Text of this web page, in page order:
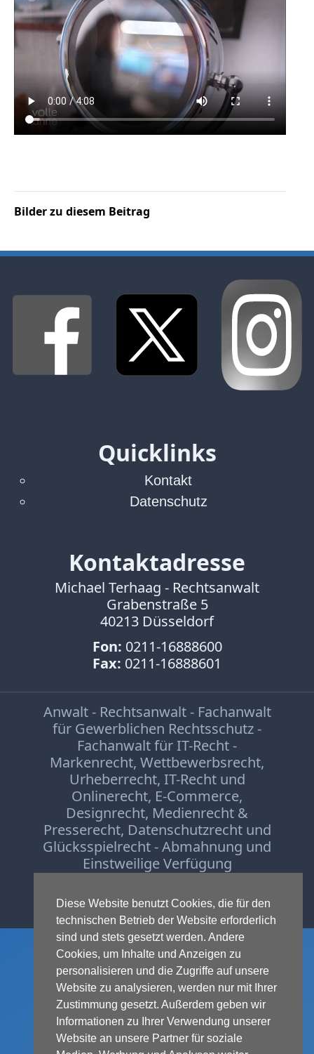
Diese Website benutzt Cookies, die für den
technischen Betrieb der Website erforderlich
sind und stets gesetzt werden. Andere
Cookies, um Inhalte und Anzeigen zu
personalisieren und die Zugriffe auf unsere
Website zu analysieren, werden nur mit Ihrer
Zustimmung gesetzt. Außerdem geben wir
Informationen zu Ihrer Verwendung unserer
Website an unsere Partner für soziale
Bilder zu diesem Beitrag
Quicklinks
Kontakt
Datenschutz
Kontaktadresse
Michael Terhaag - Rechtsanwalt
Grabenstraße 5
40213 Düsseldorf
Fon: 0211-16888600
Fax: 0211-16888601
Anwalt - Rechtsanwalt - Fachanwalt
für Gewerblichen Rechtsschutz -
Fachanwalt für IT-Recht -
Markenrecht, Wettbewerbsrecht,
Urheberrecht, IT-Recht und
Onlinerecht, E-Commerce,
Designrecht, Medienrecht &
Presserecht, Datenschutzrechtund
Glücksspielrecht-Abmahnung und
Einstweilige Verfügung
LL.M.